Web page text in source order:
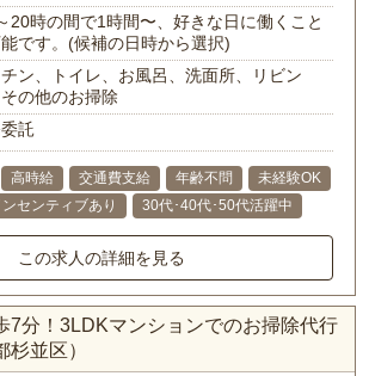
20時の間で1時間〜、好きな日に働くこと
です。(候補の日時から選択)
ン、トイレ、お風呂、洗面所、リビン
の他のお掃除
託
高時給 交通費支給 年齢不問
未経験OK
ンセンティブあり 30代･40代･50代活躍中
この求人の詳細を見る
7分！3LDKマンションでのお掃除代行
並区）